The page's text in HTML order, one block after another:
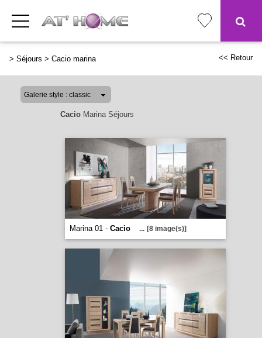
> Séjours > Cacio marina << Retour
CacioMarina Séjours
Marina 01 - Cacio ... [8 image(s)]